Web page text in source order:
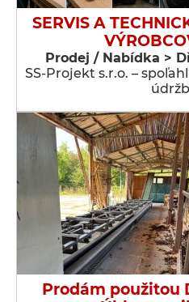
SERVIS A
Prodej / Nabídka >
SS-Projekt s.r.o. –
Prodám použitou